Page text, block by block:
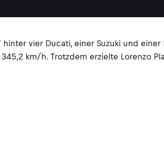
vier Ducati, einer Suzuki und einer
km/h. Trotzdem erzielte Lorenzo